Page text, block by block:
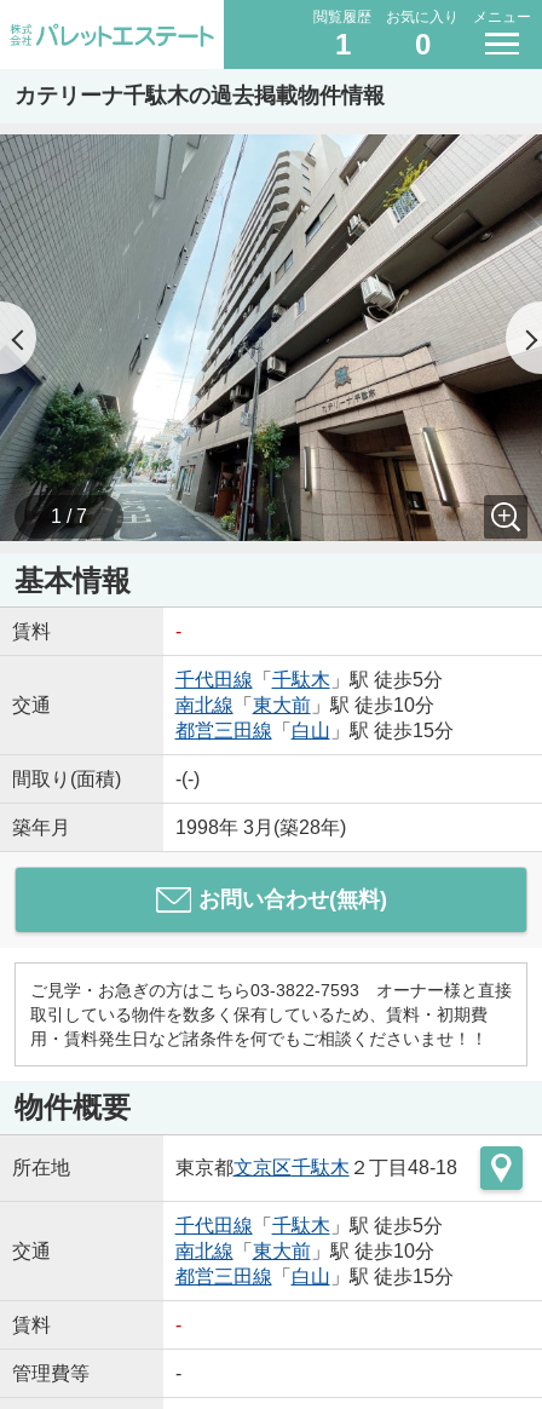
閲覧履歴
1
お気に入り
0
メニュー
カテリーナ千駄木の過去掲載物件情報
1 / 7
基本情報
賃料 -
交通
千代田線 「 千駄木 」駅 徒歩5分
南北線 「 東大前」駅 徒歩10分
都営三田線 「 白山 」駅 徒歩15分
間取り(面積) -(-)
築年月 1998年 3月(築28年)
お問い合わせ(無料)
ご見学・お急ぎの方はこちら03-3822-7593 オーナー様と直接
取引している物件を数多く保有しているため、賃料・初期費
用・賃料発生日など諸条件を何でもご相談くださいませ！！
物件概要
所在地 東京都文京区千駄木 ２丁目48-18
交通
千代田線 「 千駄木 」駅 徒歩5分
南北線 「 東大前」駅 徒歩10分
都営三田線 「 白山 」駅 徒歩15分
賃料 -
管理費等 -